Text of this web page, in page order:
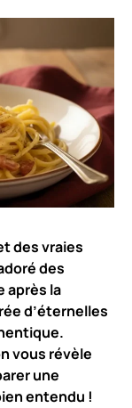
des vraies
des
après la
d’éternelles
vous révèle
une
entendu !